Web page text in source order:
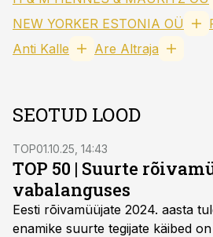
NEW YORKER ESTONIA OÜ
Anti Kalle
Are Altraja
SEOTUD LOOD
TOP01.10.25, 14:43
TOP 50 | Suurte
vabalanguses
Eesti rõivamüüjate 2024. aasta
enamike suurte tegijate käibed